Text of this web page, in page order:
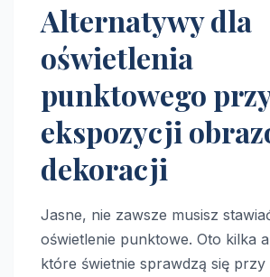
Alternatywy dla
oświetlenia
punktowego
ekspozycji
dekoracji
Jasne, nie zawsze musisz
oświetlenie punktowe. Oto kilka
które świetnie sprawdzą się przy